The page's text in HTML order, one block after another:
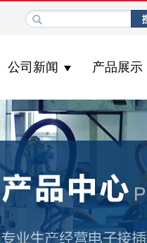
公司新闻 产品展示